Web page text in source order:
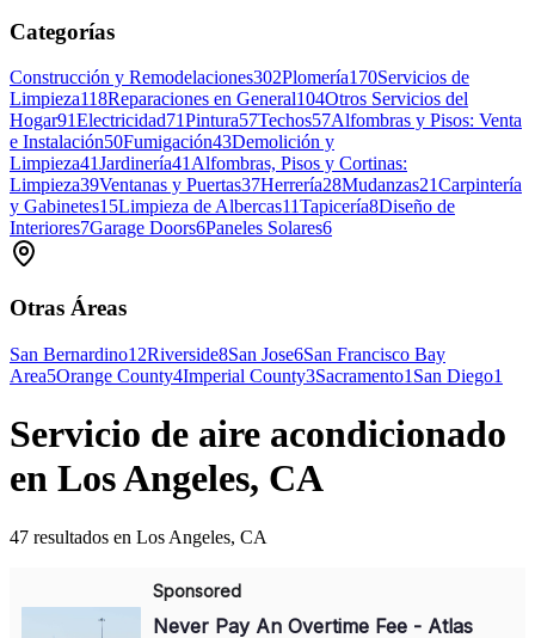
Categorías
Construcción y Remodelaciones302Plomería170Servicios de
Limpieza118Reparaciones en General104Otros Servicios del
Hogar91Electricidad71Pintura57Techos57Alfombras y Pisos: Venta
e Instalación50Fumigación43Demolición y
Limpieza41Jardinería41Alfombras, Pisos y Cortinas:
Limpieza39Ventanas y Puertas37Herrería28Mudanzas21Carpintería
y Gabinetes15Limpieza de Albercas11Tapicería8Diseño de
Interiores7Garage Doors6Paneles Solares6
Otras Áreas
San Bernardino12Riverside8San Jose6San Francisco Bay
Area5Orange County4Imperial County3Sacramento1 San Diego1
Servicio de aire acondicionado
en Los Angeles, CA
47 resultados en Los Angeles, CA